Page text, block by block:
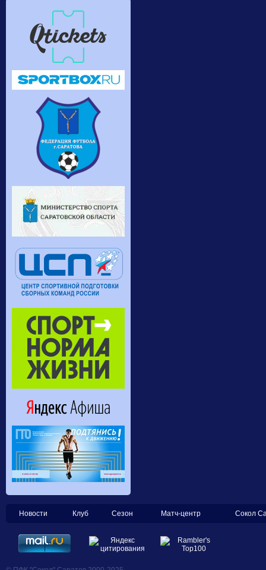
Новости Клуб Сезон Матч-центр Сокол